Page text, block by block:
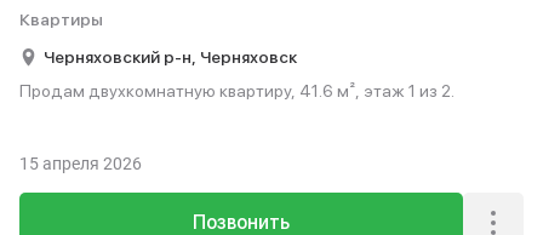
Квартиры
Черняховский р-н, Черняховск
Продам двухкомнатную квартиру, 41.6 м², этаж 1 из 2.
Позвонить
15 апреля 2026